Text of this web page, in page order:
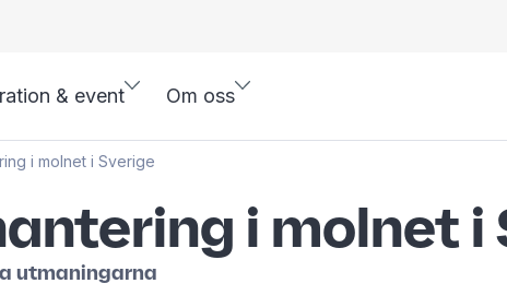
& event Om oss
i molnet i Sverige
i molnet i
utmaningarna